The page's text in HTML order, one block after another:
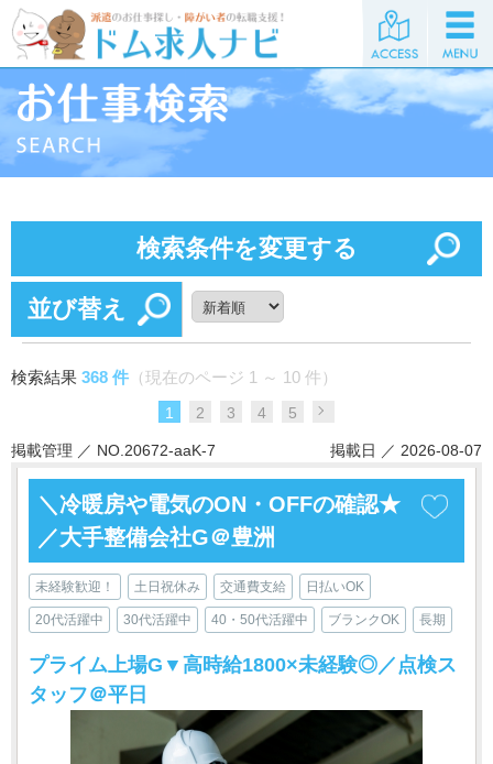
検索条件を変更する
並び替え
検索結果 368 件 （現在のページ 1 ～ 10 件）
1 2 3 4 5
掲載管理 ／ NO.20672-aaK-7 掲載日 ／ 2026-08-07
＼冷暖房や電気のON・OFFの確認★
／大手整備会社G＠豊洲
未経験歓迎！ 土日祝休み 交通費支給 日払いOK
20代活躍中 30代活躍中 40・50代活躍中 ブランクOK 長期
プライム上場G▼高時給1800×未経験◎／点検ス
タッフ＠平日